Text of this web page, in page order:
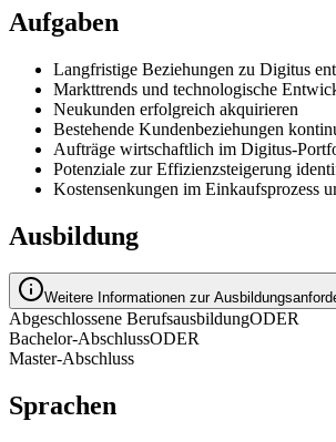
Aufgaben
Langfristige Beziehungen zu Digitus
Markttrends und technologische
Neukunden erfolgreich akquirieren
Bestehende Kundenbeziehungen
Aufträge wirtschaftlich im Digitus-
Potenziale zur Effizienzsteigerung
Kostensenkungen im Einkaufsprozess
Ausbildung
Weitere Informationen zur
Abgeschlossene BerufsausbildungODER
Bachelor-AbschlussODER
Master-Abschluss
Sprachen